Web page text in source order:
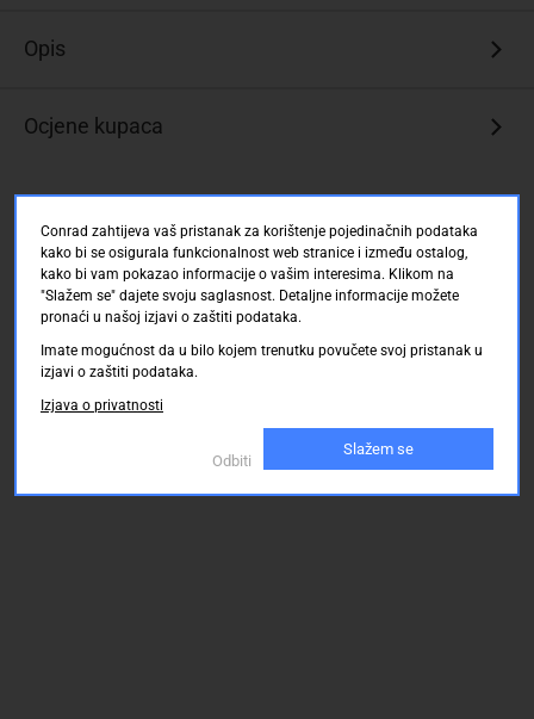
Opis
Ocjene kupaca
Conrad zahtijeva vaš pristanak za korištenje pojedinačnih podataka
kako bi se osigurala funkcionalnost web stranice i između ostalog,
kako bi vam pokazao informacije o vašim interesima. Klikom na
"Slažem se" dajete svoju saglasnost. Detaljne informacije možete
pronaći u našoj izjavi o zaštiti podataka.
Imate mogućnost da u bilo kojem trenutku povučete svoj pristanak u
izjavi o zaštiti podataka.
Izjava o privatnosti
Odbiti
Slažem se